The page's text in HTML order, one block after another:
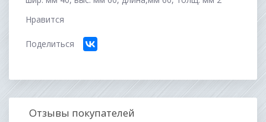
Нравится
Поделиться
Отзывы покупателей